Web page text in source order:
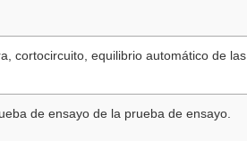
cortocircuito, equilibrio automático de las
de ensayo de la prueba de ensayo.